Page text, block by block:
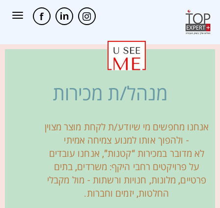
מנהל/ת מכירות
אנחנו מחפשים מי שיודע/ת לקחת מוצר מצוין
- ולהפוך אותו למנוע צמיחה אמיתי
לא מדובר במכירות “קטנות”, אנחנו עובדים
על פרויקטים רחבי היקף: משרדים, בתים
פרטיים, מלונות, חנויות ורשתות - מול מקבלי
החלטות, יזמים וחברות.